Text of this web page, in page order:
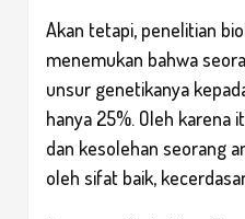
Akan tetapi, penelitian
menemukan bahwa
unsur genetikanya
hanya 25%. Oleh karena
dan kesolehan seorang
oleh sifat baik,